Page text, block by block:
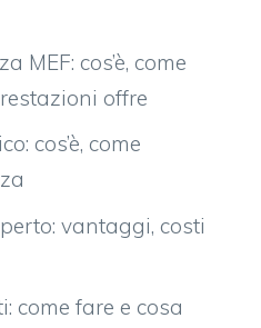
MEF: cos’è, come
offre
cos’è, come
vantaggi, costi
come fare e cosa